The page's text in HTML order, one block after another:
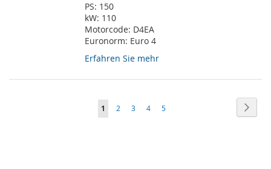
PS: 150
kW: 110
Motorcode: D4EA
Euronorm: Euro 4
Erfahren Sie mehr
Seite
Sie
1 Seite
2 Seite
3 Seite
4 Seite
5